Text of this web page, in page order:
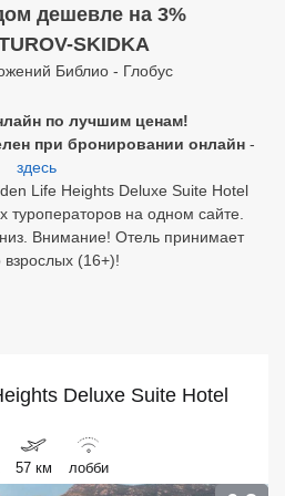
дешевле на 3%
SKIDKA
Библио - Глобус
по лучшим ценам!
при бронировании онлайн -
здесь
Life Heights Deluxe Suite Hotel
туроператоров на одном сайте.
Внимание! Отель принимает
взрослых (16+)!
Deluxe Suite Hotel
57 км лобби